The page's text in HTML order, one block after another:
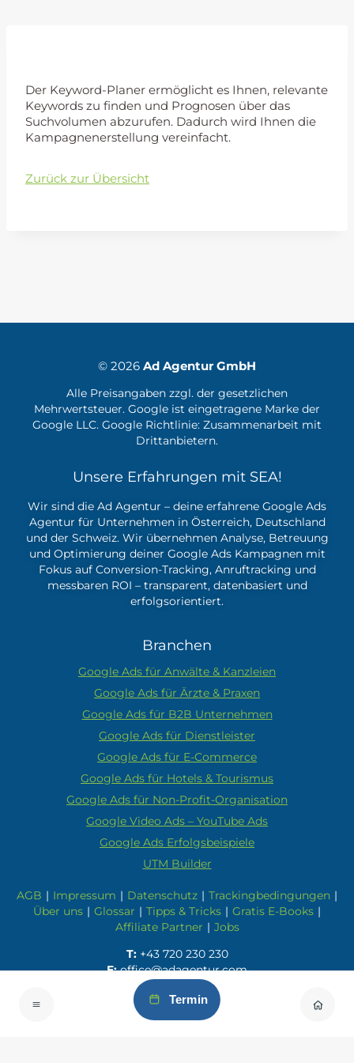
Der Keyword-Planer ermöglicht es Ihnen, relevante
Keywords zu finden und Prognosen über das
Suchvolumen abzurufen. Dadurch wird Ihnen die
Kampagnenerstellung vereinfacht.
Zurück zur Übersicht
© 2026 Ad Agentur GmbH
Alle Preisangaben zzgl. der gesetzlichen
Mehrwertsteuer. Google ist eingetragene Marke der
Google LLC. Google Richtlinie: Zusammenarbeit mit
Drittanbietern.
Unsere Erfahrungen mit SEA!
Wir sind die Ad Agentur – deine erfahrene Google Ads
Agentur für Unternehmen in Österreich, Deutschland
und der Schweiz. Wir übernehmen Analyse, Betreuung
und Optimierung deiner Google Ads Kampagnen mit
Fokus auf Conversion-Tracking, Anruftracking und
messbaren ROI – transparent, datenbasiert und
erfolgsorientiert.
Branchen
Google Ads für Anwälte & Kanzleien
Google Ads für Ärzte & Praxen
Google Ads für B2B Unternehmen
Google Ads für Dienstleister
Google Ads für E-Commerce
Google Ads für Hotels & Tourismus
Google Ads für Non-Profit-Organisation
Google Video Ads – YouTube Ads
Google Ads Erfolgsbeispiele
UTM Builder
AGB | Impressum | Datenschutz | Trackingbedingungen |
Über uns | Glossar | Tipps & Tricks | Gratis E-Books |
Affiliate Partner | Jobs
T: +43 720 230 230
E:office@adagentur.com
Termin